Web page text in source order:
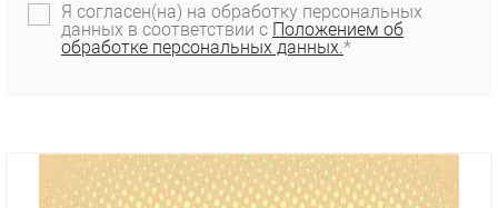
Я согласен(на) на обработку персональных
данных в соответствии с Положением об
обработке персональных данных.*